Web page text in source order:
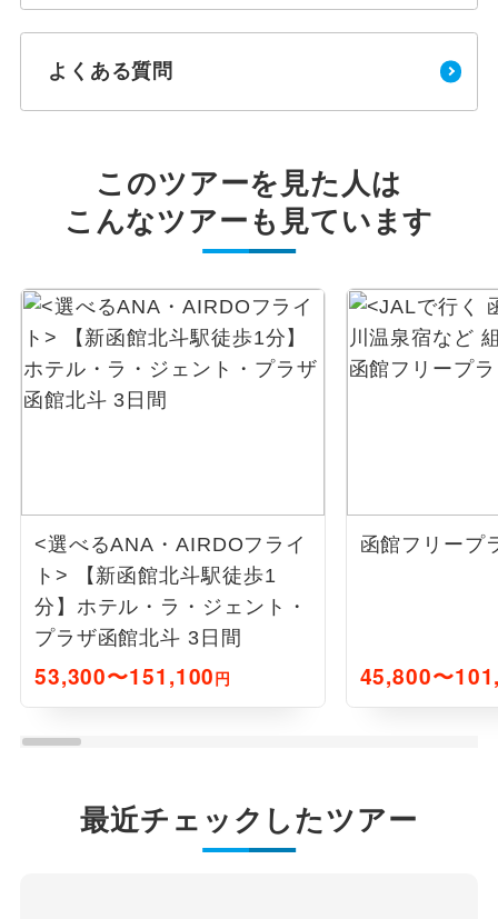
よくある質問
このツアーを見た人は
こんなツアーも見ています
<選べるANA・AIRDOフライ
ト> 【新函館北斗駅徒歩1
分】ホテル・ラ・ジェント・
プラザ函館北斗 3日間
53,300〜151,100円
函館フリープ
45,800〜
最近チェックしたツアー